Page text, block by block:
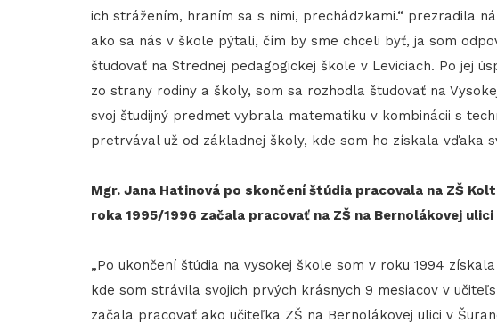
ich strážením, hraním sa s nimi, prechádzkami.“ prezradila
ako sa nás v škole pýtali, čím by sme chceli byť, ja som
študovať na Strednej pedagogickej škole v Leviciach. Po jej
zo strany rodiny a školy, som sa rozhodla študovať na
svoj študijný predmet vybrala matematiku v kombinácii s
pretrvával už od základnej školy, kde som ho získala vďaka
Mgr. Jana Hatinová po skončení štúdia pracovala na ZŠ
roka 1995/1996 začala pracovať na ZŠ na Bernolákovej
„Po ukončení štúdia na vysokej škole som v roku 1994
kde som strávila svojich prvých krásnych 9 mesiacov v
začala pracovať ako učiteľka ZŠ na Bernolákovej ulici v